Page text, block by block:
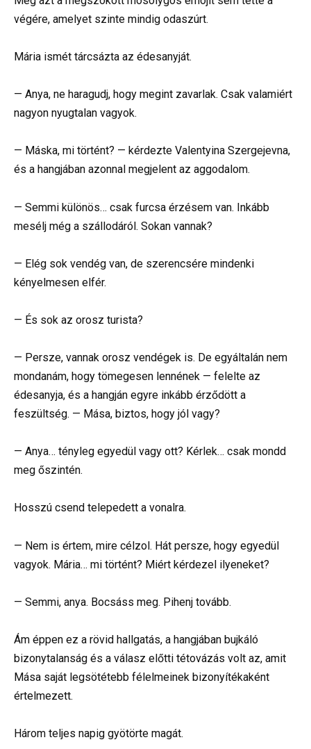
végére, amelyet szinte mindig odaszúrt.
Mária ismét tárcsázta az édesanyját.
— Anya, ne haragudj, hogy megint zavarlak. Csak valamiért
nagyon nyugtalan vagyok.
— Máska, mi történt? — kérdezte Valentyina Szergejevna,
és a hangjában azonnal megjelent az aggodalom.
— Semmi különös… csak furcsa érzésem van. Inkább
mesélj még a szállodáról. Sokan vannak?
— Elég sok vendég van, de szerencsére mindenki
kényelmesen elfér.
— És sok az orosz turista?
— Persze, vannak orosz vendégek is. De egyáltalán nem
mondanám, hogy tömegesen lennének — felelte az
édesanyja, és a hangján egyre inkább érződött a
feszültség. — Mása, biztos, hogy jól vagy?
— Anya… tényleg egyedül vagy ott? Kérlek… csak mondd
meg őszintén.
Hosszú csend telepedett a vonalra.
— Nem is értem, mire célzol. Hát persze, hogy egyedül
vagyok. Mária… mi történt? Miért kérdezel ilyeneket?
— Semmi, anya. Bocsáss meg. Pihenj tovább.
Ám éppen ez a rövid hallgatás, a hangjában bujkáló
bizonytalanság és a válasz előtti tétovázás volt az, amit
Mása saját legsötétebb félelmeinek bizonyítékaként
értelmezett.
Három teljes napig gyötörte magát.